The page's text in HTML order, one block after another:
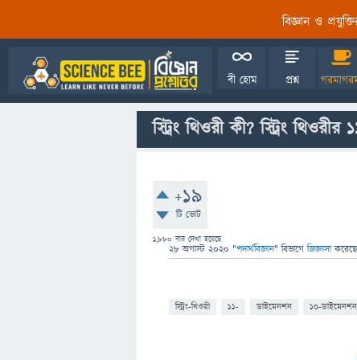
বিজ্ঞান ও
বী হোম প্রশ্ন
স্ট্রিং থিওরী কী? স্ট্রিং
+19
টি ভোট
1,880 বার দেখা হয়েছে
28 অগাস্ট 2020 "পদার্থবিজ্ঞান" বিভাগে জিজ্ঞাসা
স্ট্রিং-থিওরী ১১- ডাইমেনশন ১০-ডাইমেনশন